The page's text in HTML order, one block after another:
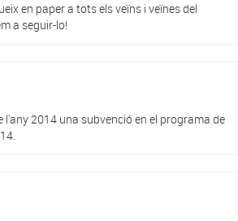
en paper a tots els veïns i veïnes del
a seguir-lo!
2014 una subvenció en el programa de